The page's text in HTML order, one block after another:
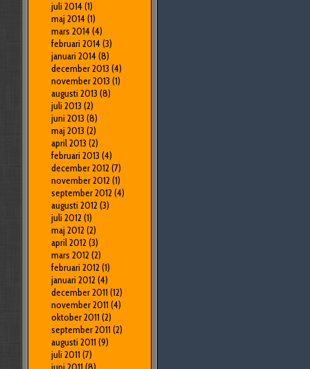
juli 2014(1)
maj 2014(1)
mars 2014(4)
februari 2014(3)
januari 2014(8)
december 2013 (4)
november 2013 (1)
augusti 2013 (8)
juli 2013 (2)
juni 2013 (8)
maj 2013 (2)
april 2013 (2)
februari 2013 (4)
december 2012 (7)
november 2012 (1)
september 2012 (4)
augusti 2012 (3)
juli 2012 (1)
maj 2012 (2)
april 2012 (3)
mars 2012 (2)
februari 2012 (1)
januari 2012 (4)
december 2011 (12)
november 2011 (4)
oktober 2011 (2)
september 2011 (2)
augusti 2011 (9)
juli 2011 (7)